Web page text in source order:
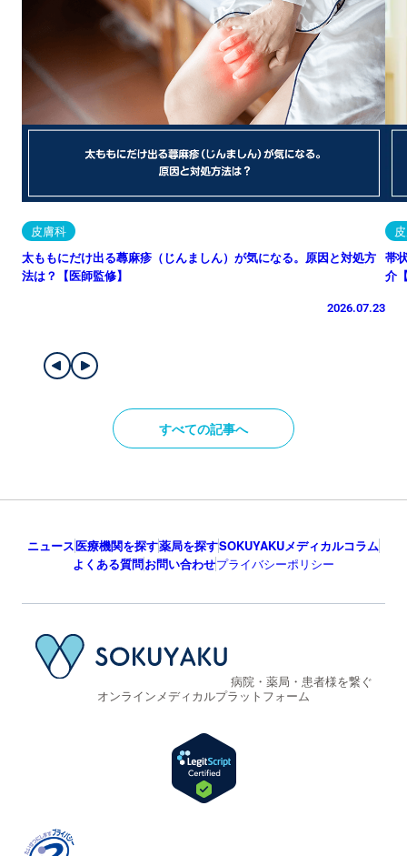
皮膚科
太ももにだけ出る蕁麻疹（じんましん）が気になる。原因と対処方
法は？【医師監修】
2026.07.23
帯
介
すべての記事へ
ニュース医療機関を探す薬局を探すSOKUYAKUメディカルコラム
よくある質問お問い合わせプライバシーポリシー
病院・薬局・患者様を繋ぐ
オンラインメディカルプラットフォーム